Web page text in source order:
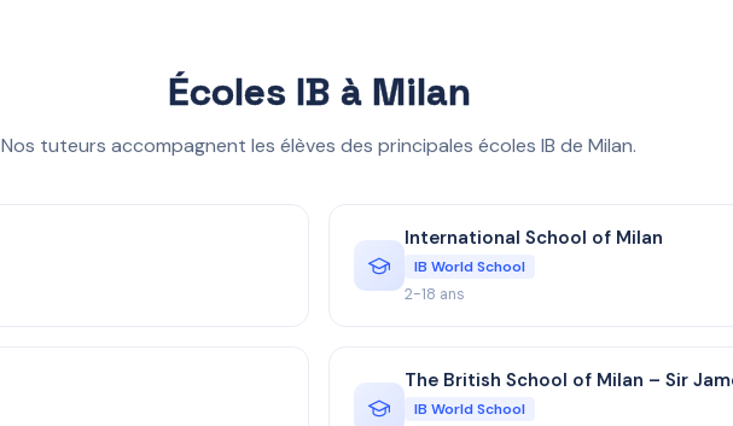
Écoles IB à Milan
Nos tuteurs accompagnent les élèves des principales écoles IB de Milan.
International School of Milan
IB World School
2-18 ans
The British School of Milan – Sir
IB World School